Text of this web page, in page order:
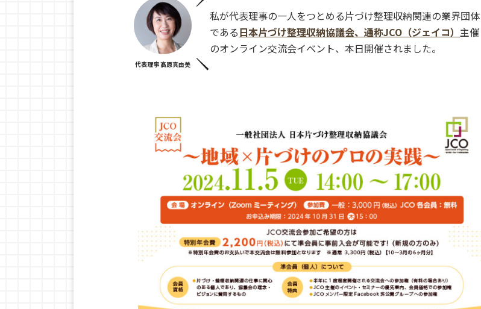
代表理事 髙原真由美
私が代表理事の一人をつとめる片づけ整理収納関連の業界団体
である日本片づけ整理収納協議会、通称JCO（ジェイコ） 主催
のオンライン交流会イベント、本日開催されました。